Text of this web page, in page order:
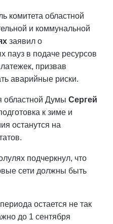
комитета областной
и коммунальной
заявил о
пауз в подаче ресурсов
призвав
аварийные риски.
областной Думы Сергей
к зиме и
останутся на
подчеркнул, что
сети должны быть
остается не так
до 1 сентября